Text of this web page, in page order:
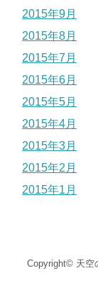
2015年9月
2015年8月
2015年7月
2015年6月
2015年5月
2015年4月
2015年3月
2015年2月
2015年1月
Copyright© 天空